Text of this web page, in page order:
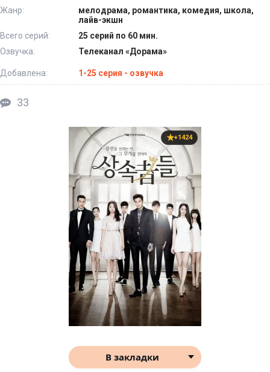
Жанр:
мелодрама, романтика, комедия, школа,
лайв-экшн
Всего серий:
25 серий по 60 мин.
Озвучка:
Телеканал «Дорама»
Добавлена: 1-25 серия - озвучка
33
+1424
В закладки